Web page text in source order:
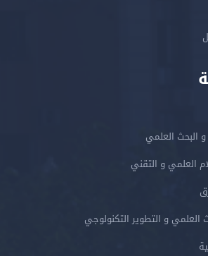
و البحث العلمي
العلمي و التقني
العلمي و التطوير التكنولوجي